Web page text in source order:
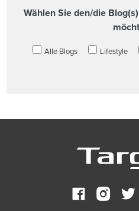
Wählen Sie den/die
Alle Blogs Lifestyle